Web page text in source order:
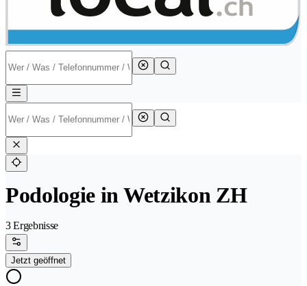
Podologie in Wetzikon ZH
3 Ergebnisse
Jetzt geöffnet